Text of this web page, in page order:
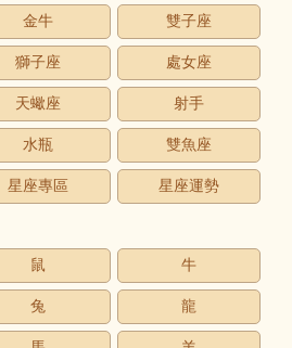
金牛 雙子座
獅子座 處女座
天蠍座 射手
水瓶 雙魚座
星座專區 星座運勢
鼠 牛
兔 龍